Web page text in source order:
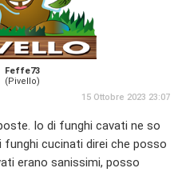
Feffe73
(Pivello)
15 Ottobre 2023 23:07
Io di funghi cavati ne so
cucinati direi che posso
erano sanissimi, posso